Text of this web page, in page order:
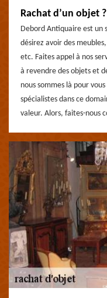
Rachat d’un objet
Debord Antiquaire est un
désirez avoir des
etc. Faites appel à nos
à revendre des objets et
nous sommes là pour
spécialistes dans ce
valeur. Alors, faites-nous